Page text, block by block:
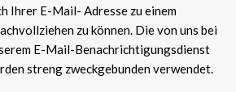
Ihrer E-Mail- Adresse zu einem
zu können. Die von uns bei
E-Mail-Benachrichtigungsdienst
streng zweckgebunden verwendet.